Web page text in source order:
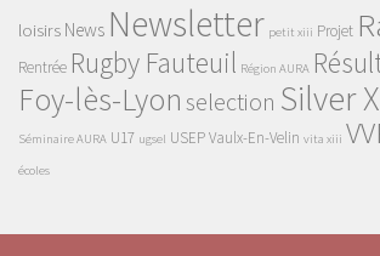
loisirs News Newsletter petit xiii Projet
Rentrée Rugby Fauteuil Région AURA
Foy-lès-Lyon selection Silver
Séminaire AURA U17 ugsel USEPVaulx-En-Velin vita xiii
écoles